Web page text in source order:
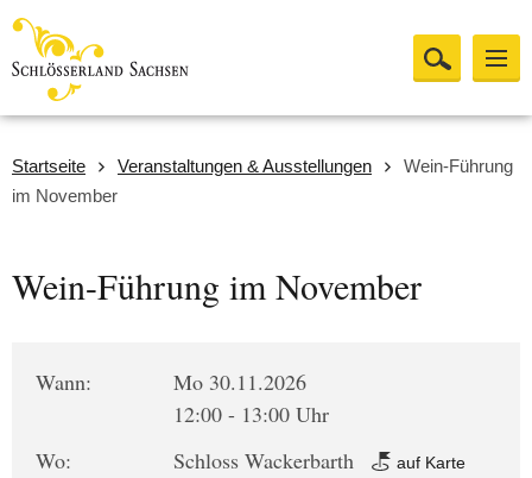
Startseite Veranstaltungen & Ausstellungen
Wein-Führung
im November
Wein-Führung im November
Wann:
Mo 30.11.2026
12:00 - 13:00 Uhr
Wo:
Schloss Wackerbarth
auf Karte